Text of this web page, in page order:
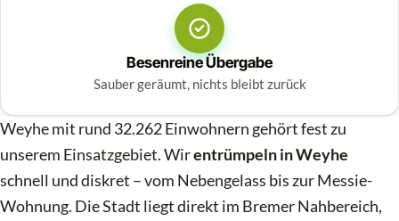
Besenreine Übergabe
Sauber geräumt, nichts bleibt zurück
Weyhe mit rund 32.262 Einwohnern gehört fest zu
unserem Einsatzgebiet. Wirentrümpeln in Weyhe
schnell und diskret – vom Nebengelass bis zur Messie-
Wohnung. Die Stadt liegt direkt im Bremer Nahbereich,